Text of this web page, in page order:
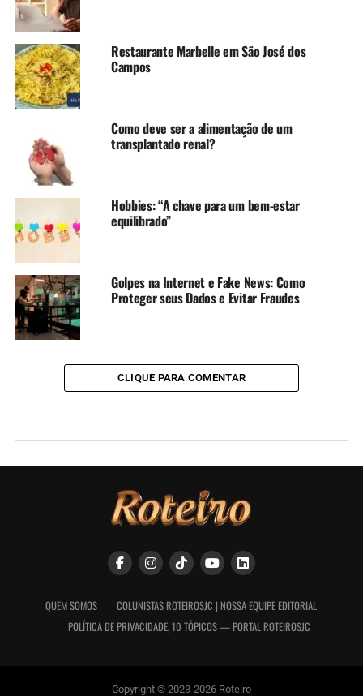
Restaurante Marbelle em São José dos
Campos
Como deve ser a alimentação de um
transplantado renal?
Hobbies: “A chave para um bem-estar
equilibrado”
Golpes na Internet e Fake News: Como
Proteger seus Dados e Evitar Fraudes
CLIQUE PARA COMENTAR
QUEM SOMOS
COLUNISTAS ROTEIROSJC | NOSSA EQUIPE EDITORIAL
POLÍTICA DE PRIVACIDADE, 10 TÓPICOS — PORTAL ROTEIROSJC
Copyright © 2023-2026 Roteiro